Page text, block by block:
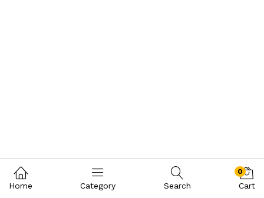
Home Category Search
0
Cart